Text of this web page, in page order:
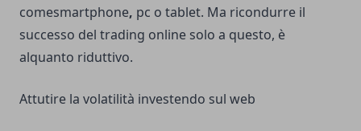
comesmartphone, pc o tablet. Ma ricondurre il
successo del trading online solo a questo, è
alquanto riduttivo.
Attutire la volatilità investendo sul web